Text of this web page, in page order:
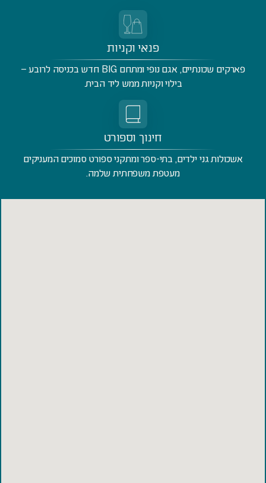
פנאי וקניות
פארקים שכונתיים, אגם נופי ומתחם BIG חדש בכניסה לרובע –
בילוי וקניות ממש ליד הבית.
חינוך וספורט
אשכולות גני ילדים, בתי-ספר ומתקני ספורט סמוכים המעניקים
מעטפת משפחתית שלמה.